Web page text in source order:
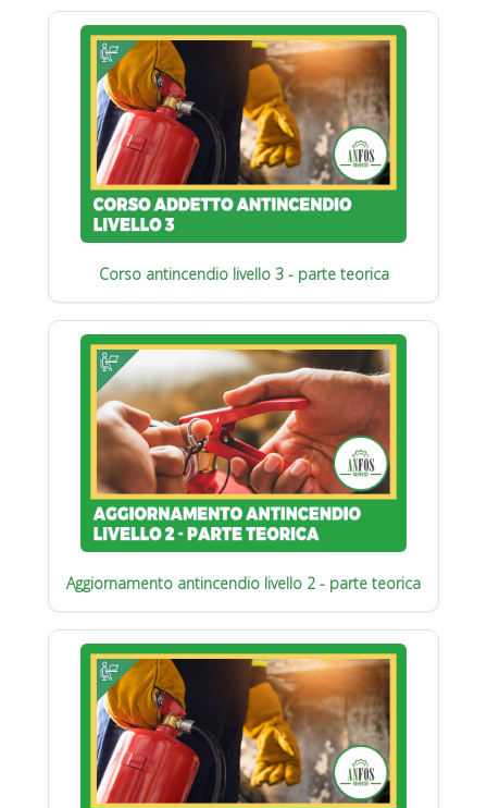
Corso antincendio livello 3 - parte teorica
Aggiornamento antincendio livello 2 - parte teorica